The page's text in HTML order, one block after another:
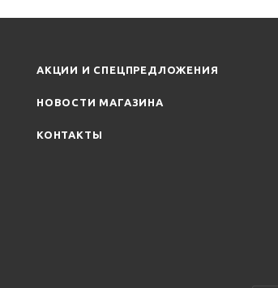
АКЦИИ И СПЕЦПРЕДЛОЖЕНИЯ
НОВОСТИ МАГАЗИНА
КОНТАКТЫ